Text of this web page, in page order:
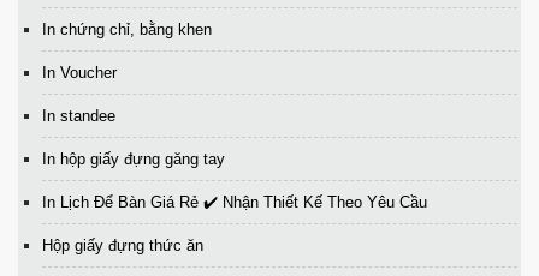
In chứng chỉ, bằng khen
In Voucher
In standee
In hộp giấy đựng găng tay
In Lịch Để Bàn Giá Rẻ ✔️ Nhận Thiết Kế Theo Yêu Cầu
Hộp giấy đựng thức ăn